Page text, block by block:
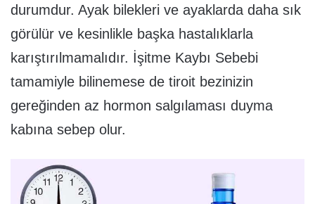
durumdur. Ayak bilekleri ve ayaklarda daha sık
görülür ve kesinlikle başka hastalıklarla
karıştırılmamalıdır. İşitme Kaybı Sebebi
tamamiyle bilinemese de tiroit bezinizin
gereğinden az hormon salgılaması duyma
kabına sebep olur.